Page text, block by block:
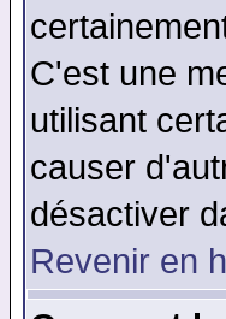
C'est une
utilisant
causer
désactiver
Revenir en